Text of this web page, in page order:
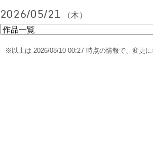
2026/05/21 （木）
※以上は 2026/08/10 00:27 時点の情報で、変更に